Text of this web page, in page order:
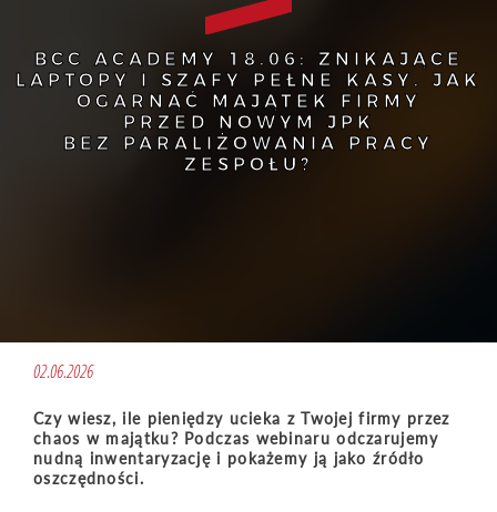
BCC ACADEMY 18.06: ZNIKAJĄCE
LAPTOPY I SZAFY PEŁNE KASY. JAK
OGARNĄĆ MAJĄTEK FIRMY
PRZED NOWYM JPK
BEZ PARALIŻOWANIA PRACY
ZESPOŁU?
02.06.2026
Czy wiesz, ile pieniędzy ucieka z Twojej firmy przez
chaos w majątku? Podczas webinaru odczarujemy
nudną inwentaryzację i pokażemy ją jako źródło
oszczędności.